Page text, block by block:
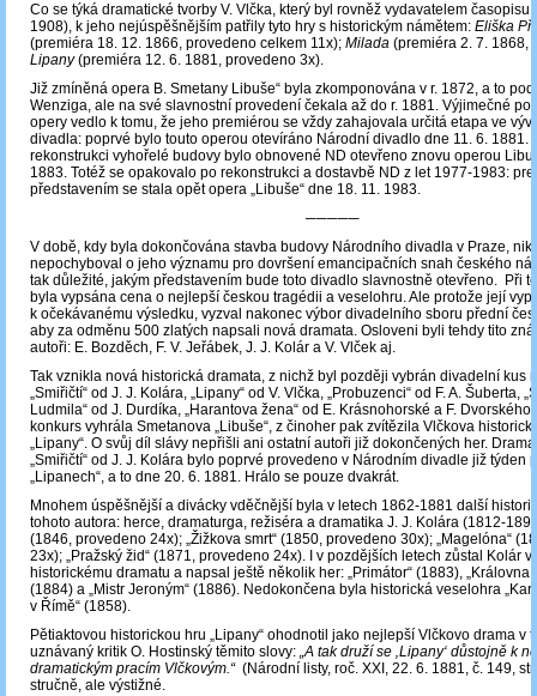
Co se týká dramatické tvorby V. Vlčka, který byl rovněž vydavatelem časopisu
1908), k jeho nejúspěšnějším patřily tyto hry s historickým námětem: Eliška
(premiéra 18. 12. 1866, provedeno celkem 11x); Milada (premiéra 2. 7. 1868,
Lipany(premiéra 12. 6. 1881, provedeno 3x).
Již zmíněná opera B. Smetany Libuše“ byla zkomponována v r. 1872, a to
Wenziga, ale na své slavnostní provedení čekala až do r. 1881. Výjimečné
opery vedlo k tomu, že jeho premiérou se vždy zahajovala určitá etapa ve
divadla: poprvé bylo touto operou otevíráno Národní divadlo dne 11. 6. 1881.
rekonstrukci vyhořelé budovy bylo obnovené ND otevřeno znovu operou
1883. Totéž se opakovalo po rekonstrukci a dostavbě ND z let 1977-1983:
představením se stala opět opera „Libuše“ dne 18. 11. 1983.
─────
V době, kdy byla dokončována stavba budovy Národního divadla v Praze,
nepochyboval o jeho významu pro dovršení emancipačních snah českého
tak důležité, jakým představením bude toto divadlo slavnostně otevřeno. Při
byla vypsána cena o nejlepší českou tragédii a veselohru. Ale protože její
k očekávanému výsledku, vyzval nakonec výbor divadelního sboru přední
aby za odměnu 500 zlatých napsali nová dramata. Osloveni byli tehdy tito
autoři: E. Bozděch, F. V. Jeřábek, J. J. Kolár a V. Vlček aj.
Tak vznikla nová historická dramata, z nichž byl později vybrán divadelní kus
„Smiřičtí“ od J. J. Kolára, „Lipany“ od V. Vlčka, „Probuzenci“ od F. A. Šuberta,
Ludmila“ od J. Durdíka, „Harantova žena“ od E. Krásnohorské a F. Dvorského
konkurs vyhrála Smetanova „Libuše“, z činoher pak zvítězila Vlčkova
„Lipany“. O svůj díl slávy nepřišli ani ostatní autoři již dokončených her.
„Smiřičtí“ od J. J. Kolára bylo poprvé provedeno v Národním divadle již týden
„Lipanech“, a to dne 20. 6. 1881. Hrálo se pouze dvakrát.
Mnohem úspěšnější a divácky vděčnější byla v letech 1862-1881 další
tohoto autora: herce, dramaturga, režiséra a dramatika J. J. Kolára (1812-
(1846, provedeno 24x); „Žižkova smrt“ (1850, provedeno 30x); „Magelóna“
23x); „Pražský žid“ (1871, provedeno 24x). I v pozdějších letech zůstal Kolár
historickému dramatu a napsal ještě několik her: „Primátor“ (1883), „Královna
(1884) a „Mistr Jeroným“ (1886). Nedokončena byla historická veselohra
v Římě“ (1858).
Pětiaktovou historickou hru „Lipany“ ohodnotil jako nejlepší Vlčkovo drama v
uznávaný kritik O. Hostinský těmito slovy: „A tak druží se ‚Lipany‘ důstojně k
dramatickým pracím Vlčkovým.“(Národní listy, roč. XXI, 22. 6. 1881, č. 149,
stručně, ale výstižné.